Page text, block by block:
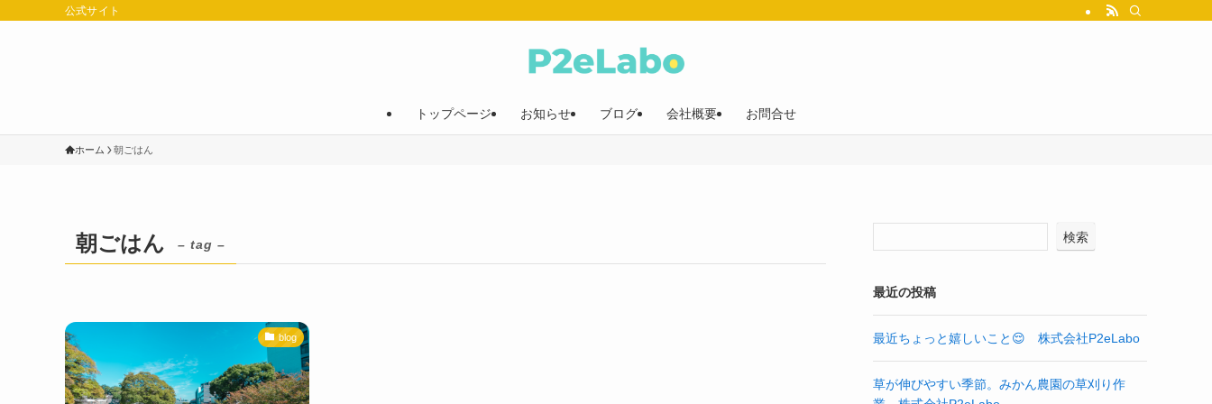
公式サイト
トップページ お知らせ ブログ 会社概要 お問合せ
ホーム 朝ごはん
朝ごはん – tag –
blog
検索
最近の投稿
最近ちょっと嬉しいこと😌 株式会社P2eLabo
草が伸びやすい季節。みかん農園の草刈り作